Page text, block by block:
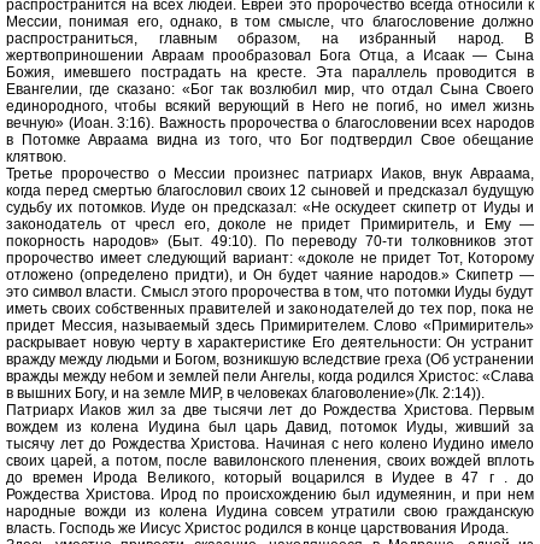
распространится на всех людей. Евреи это пророчество всегда относили к
Мессии, понимая его, однако, в том смысле, что благословение должно
распространиться, главным образом, на избранный народ. В
жертвоприношении Авраам прообразовал Бога Отца, а Исаак — Сына
Божия, имевшего пострадать на кресте. Эта параллель проводится в
Евангелии, где сказано: «Бог так возлюбил мир, что отдал Сына Своего
единородного, чтобы всякий верующий в Него не погиб, но имел жизнь
вечную» (Иоан. 3:16). Важность пророчества о благословении всех народов
в Потомке Авраама видна из того, что Бог подтвердил Свое обещание
клятвою.
Третье пророчество о Мессии произнес патриарх Иаков, внук Авраама,
когда перед смертью благословил своих 12 сыновей и предсказал будущую
судьбу их потомков. Иуде он предсказал: «Не оскудеет скипетр от Иуды и
законодатель от чресл его, доколе не придет Примиритель, и Ему —
покорность народов» (Быт. 49:10). По переводу 70-ти толковников этот
пророчество имеет следующий вариант: «доколе не придет Тот, Которому
отложено (определено придти), и Он будет чаяние народов.» Скипетр —
это символ власти. Смысл этого пророчества в том, что потомки Иуды будут
иметь своих собственных правителей и законодателей до тех пор, пока не
придет Мессия, называемый здесь Примирителем. Слово «Примиритель»
раскрывает новую черту в характеристике Его деятельности: Он устранит
вражду между людьми и Богом, возникшую вследствие греха (Об устранении
вражды между небом и землей пели Ангелы, когда родился Христос: «Слава
в вышних Богу, и на земле МИР, в человеках благоволение»(Лк. 2:14)).
Патриарх Иаков жил за две тысячи лет до Рождества Христова. Первым
вождем из колена Иудина был царь Давид, потомок Иуды, живший за
тысячу лет до Рождества Христова. Начиная с него колено Иудино имело
своих царей, а потом, после вавилонского пленения, своих вождей вплоть
до времен Ирода Великого, который воцарился в Иудее в 47 г . до
Рождества Христова. Ирод по происхождению был идумеянин, и при нем
народные вожди из колена Иудина совсем утратили свою гражданскую
власть. Господь же Иисус Христос родился в конце царствования Ирода.